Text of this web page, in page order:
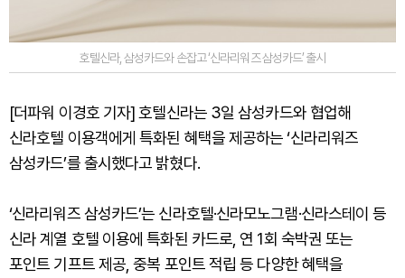
호텔신라, 삼성카드와 손잡고 ‘신라리워즈 삼성카드’ 출시
[더파워 이경호 기자] 호텔신라는 3일 삼성카드와 협업해
신라호텔 이용객에게 특화된 혜택을 제공하는 ‘신라리워즈
삼성카드’를 출시했다고 밝혔다.
‘신라리워즈 삼성카드’는 신라호텔·신라모노그램·신라스테이 등
신라 계열 호텔 이용에 특화된 카드로, 연 1회 숙박권 또는
포인트 기프트 제공, 중복 포인트 적립 등 다양한 혜택을